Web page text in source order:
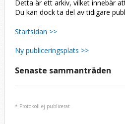
Detta är ett arkiv, vilket innebär
Du kan dock ta del av tidigare
Startsidan >>
Ny publiceringsplats >>
Senaste sammanträden
* Protokoll ej publicerat